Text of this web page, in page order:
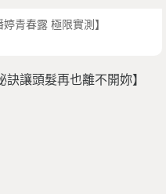
青春露 極限實測】